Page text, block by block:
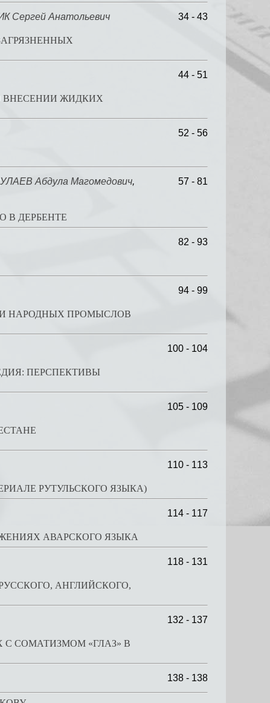
Сергей Анатольевич 34 - 43
ВНЕСЕНИИ ЖИДКИХ
44 - 51
52 - 56
Абдула Магомедович,
В ДЕРБЕНТЕ
57 - 81
82 - 93
НАРОДНЫХ ПРОМЫСЛОВ
94 - 99
ПЕРСПЕКТИВЫ
100 - 104
105 - 109
РУТУЛЬСКОГО ЯЗЫКА)
110 - 113
АВАРСКОГО ЯЗЫКА
114 - 117
АНГЛИЙСКОГО,
118 - 131
СОМАТИЗМОМ «ГЛАЗ» В
132 - 137
138 - 138